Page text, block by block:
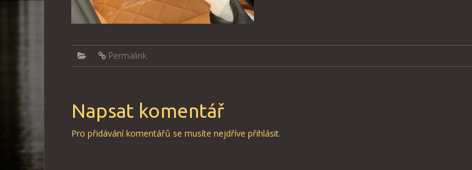
Permalink
Napsat komentář
Pro přidávání komentářů se musíte nejdříve přihlásit.